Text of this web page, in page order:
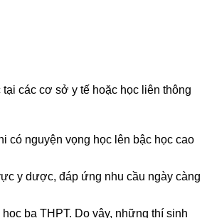
các cơ sở y tế hoặc học liên thông
có nguyện vọng học lên bậc học cao
y dược, đáp ứng nhu cầu ngày càng
bạ THPT. Do vậy, những thí sinh